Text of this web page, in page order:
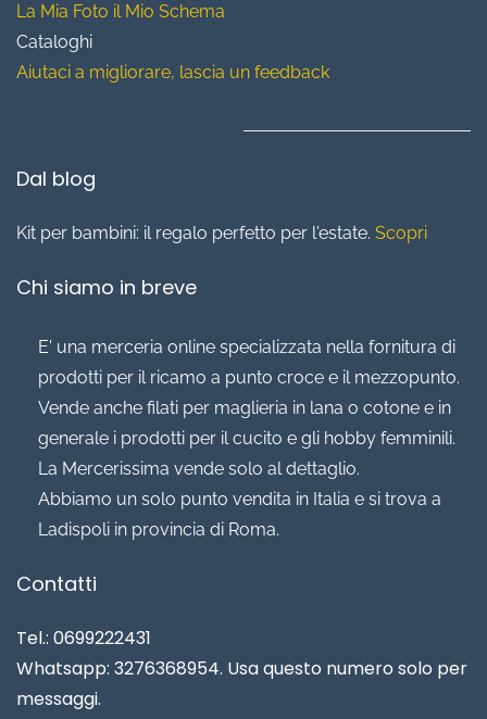
La Mia Foto il Mio Schema
Cataloghi
Aiutaci a migliorare, lascia un feedback
Dal blog
Kit per bambini: il regalo perfetto per l'estate. Scopri
Chi siamo in breve
E' una merceria online specializzata nella fornitura di
prodotti per il ricamo a punto croce e il mezzopunto.
Vende anche filati per maglieria in lana o cotone e in
generale i prodotti per il cucito e gli hobby femminili.
La Mercerissima vende solo al dettaglio.
Abbiamo un solo punto vendita in Italia e si trova a
Ladispoli in provincia di Roma.
Contatti
Tel.: 0699222431
Whatsapp: 3276368954. Usa questo numero solo per
messaggi.